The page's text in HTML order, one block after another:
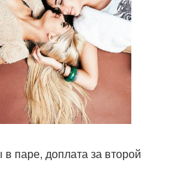
паре, доплата за второй